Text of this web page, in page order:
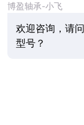
博盈轴承-小飞
欢迎咨询，请
型号？